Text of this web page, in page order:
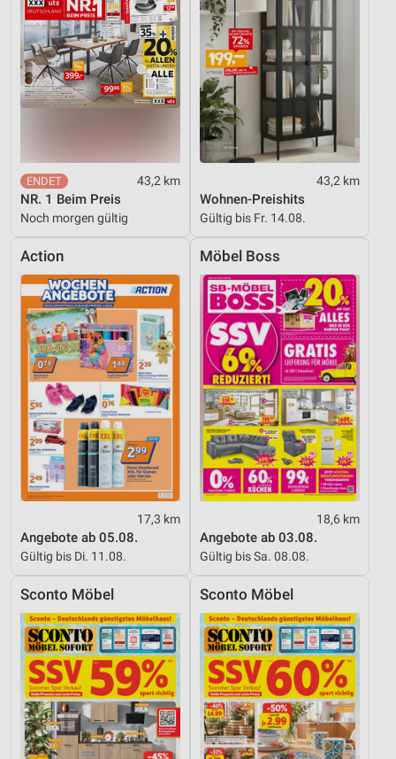
43,2 km
NR. 1 Beim Preis
Noch morgen gültig
43,2 km
Wohnen-Preishits
Gültig bis Fr. 14.08.
Action
17,3 km
Angebote ab 05.08.
Gültig bis Di. 11.08.
Möbel Boss
18,6 km
Angebote ab 03.08.
Gültig bis Sa. 08.08.
Sconto Möbel Sconto Möbel